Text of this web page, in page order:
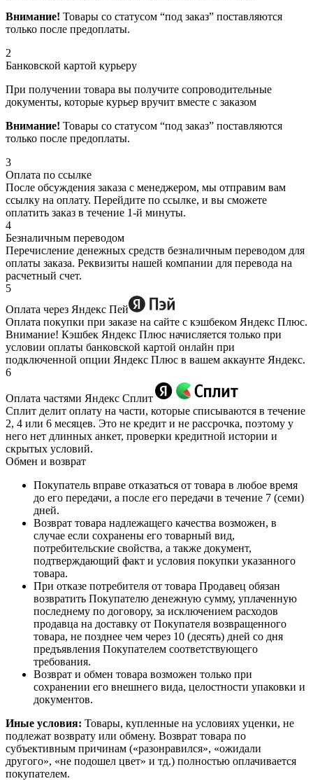
Внимание! Товары со статусом “под заказ” поставляются
только после предоплаты.
2
Банковской картой курьеру
При получении товара вы получите сопроводительные
документы, которые курьер вручит вместе с заказом
Внимание! Товары со статусом “под заказ” поставляются
только после предоплаты.
3
Оплата по ссылке
После обсуждения заказа с менеджером, мы отправим вам
ссылку на оплату. Перейдите по ссылке, и вы сможете
оплатить заказ в течение 1-й минуты.
4
Безналичным переводом
Перечисление денежных средств безналичным переводом для
оплаты заказа. Реквизиты нашей компании для перевода на
расчетный счет.
5
Оплата через Яндекс Пей
Оплата покупки при заказе на сайте с кэшбеком Яндекс Плюс.
Внимание! Кэшбек Яндекс Плюс начисляется только при
условии оплаты банковской картой онлайн при
подключенной опции Яндекс Плюс в вашем аккаунте Яндекс.
6
Оплата частями Яндекс Сплит
Сплит делит оплату на части, которые списываются в течение
2, 4 или 6 месяцев. Это не кредит и не рассрочка, поэтому у
него нет длинных анкет, проверки кредитной истории и
скрытых условий.
Обмен и возврат
Покупатель вправе отказаться от товара в любое время
до его передачи, а после его передачи в течение 7 (семи)
дней.
Возврат товара надлежащего качества возможен, в
случае если сохранены его товарный вид,
потребительские свойства, а также документ,
подтверждающий факт и условия покупки указанного
товара.
При отказе потребителя от товара Продавец обязан
возвратить Покупателю денежную сумму, уплаченную
последнему по договору, за исключением расходов
продавца на доставку от Покупателя возвращенного
товара, не позднее чем через 10 (десять) дней со дня
предъявления Покупателем соответствующего
требования.
Возврат и обмен товара возможен только при
сохранении его внешнего вида, целостности упаковки и
документов.
Иные условия: Товары, купленные на условиях уценки, не
подлежат возврату или обмену. Возврат товара по
субъективным причинам («разонравился», «ожидали
другого», «не подошел цвет» и тд.) полностью оплачивается
покупателем.